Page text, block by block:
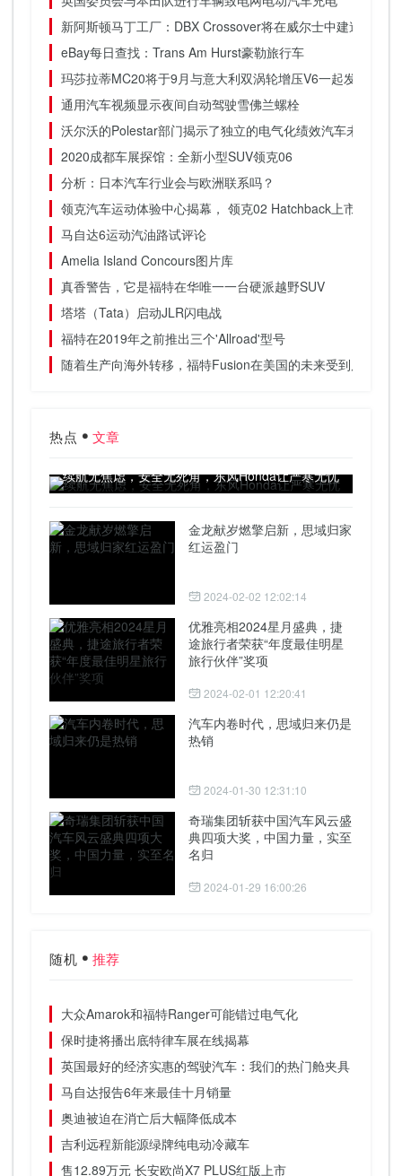
新阿斯顿马丁工厂：DBX Crossover将在威尔士中建造
eBay每日查找：Trans Am Hurst豪勒旅行车
玛莎拉蒂MC20将于9月与意大利双涡轮增压V6一起发布
通用汽车视频显示夜间自动驾驶雪佛兰螺栓
沃尔沃的Polestar部门揭示了独立​​的电气化绩效汽车未来
2020成都车展探馆：全新小型SUV领克06
分析：日本汽车行业会与欧洲联系吗？
领克汽车运动体验中心揭幕， 领克02 Hatchback上市售价
马自达6运动汽油路试评论
Amelia Island Concours图片库
真香警告，它是福特在华唯一一台硬派越野SUV
塔塔（Tata）启动JLR闪电战
福特在2019年之前推出三个'Allroad'型号
随着生产向海外转移，福特Fusion在美国的未来受到质疑
热点 文章
续航无焦虑，安全无死角，东风Honda让严寒无忧
金龙献岁燃擎启新，思域归家
红运盈门
2024-02-02 12:02:14
优雅亮相2024星月盛典，捷
途旅行者荣获“年度最佳明星
旅行伙伴”奖项
2024-02-01 12:20:41
汽车内卷时代，思域归来仍是
热销
2024-01-30 12:31:10
奇瑞集团斩获中国汽车风云盛
典四项大奖，中国力量，实至
名归
2024-01-29 16:00:26
随机 推荐
大众Amarok和福特Ranger可能错过电气化
保时捷将播出底特律车展在线揭幕
英国最好的经济实惠的驾驶汽车：我们的热门舱夹具 - 测试
马自达报告6年来最佳十月销量
奥迪被迫在消亡后大幅降低成本
吉利远程新能源绿牌纯电动冷藏车
售12.89万元 长安欧尚X7 PLUS红版上市